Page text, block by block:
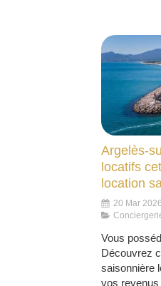
Argelès-
locatifs
location
20 Mar 2026
Vous
Découvrez
saisonnière
vos revenus